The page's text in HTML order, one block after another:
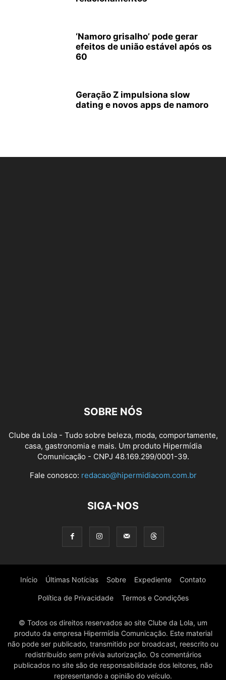
‘Namoro grisalho’ pode gerar
efeitos de união estável após os
60
Geração Z impulsiona slow
dating e novos apps de namoro
SOBRE NÓS
Clube da Lola - Tudo sobre beleza, moda, comportamente,
casa, gastronomia e mais. Um produto Hipermídia
Comunicação - CNPJ 48.169.299/0001-39.
Fale conosco: redacao@hipermidiacom.com.br
SIGA-NOS
Início Últimas Notícias Sobre Expediente Contato
Política de Privacidade Termos e Condições
© Todos os direitos reservados ao site Clube da Lola, um
produto da empresa Hipermídia Comunicação. Este material
não pode ser publicado, transmitido por broadcast, reescrito ou
redistribuído sem prévia autorização. Os comentários
publicados no site são de responsabilidade dos leitores, não
representando a opinião do veículo.